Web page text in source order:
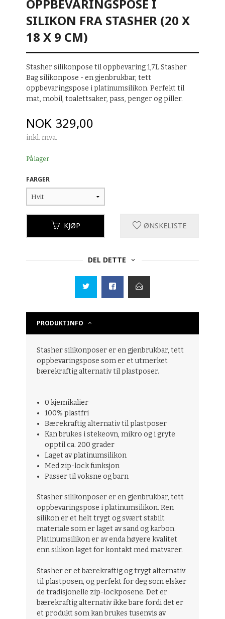
OPPBEVARINGSPOSE I
SILIKON FRA STASHER (20 X
18 X 9 CM)
Stasher silikonpose til oppbevaring 1,7L Stasher
Bag silikonpose - en gjenbrukbar, tett
oppbevaringspose i platinumsilikon. Perfekt til
mat, mobil, toalettsaker, pass, penger og piller.
Pris
NOK 329,00
inkl. mva.
På lager
FARGER
KJØP ØNSKELISTE
DEL DETTE
PRODUKTINFO
Stasher silikonposer er en gjenbrukbar, tett
oppbevaringspose som er et utmerket
bærekraftig alternativ til plastposer.
0 kjemikalier
100% plastfri
Bærekraftig alternativ til plastposer
Kan brukes i stekeovn, mikro og i gryte
opptil ca. 200 grader
Laget av platinumsilikon
Med zip-lock funksjon
Passer til voksne og barn
Stasher silikonposer er en gjenbrukbar, tett
oppbevaringspose i platinumsilikon. Ren
silikon er et helt trygt og svært stabilt
materiale som er laget av sand og karbon.
Platinumsilikon er av enda høyere kvalitet
enn silikon laget for kontakt med matvarer.
Stasher er et bærekraftig og trygt alternativ
til plastposen, og perfekt for deg som elsker
de tradisjonelle zip-lockposene. Det er
bærekraftig alternativ ikke bare fordi det er
et produkt som kan brukes tusenvis av